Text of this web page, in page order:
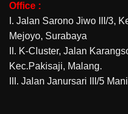
Office :
I. Jalan Sarono Jiwo III/3,
Mejoyo, Surabaya
II. K-Cluster, Jalan
Kec.Pakisaji, Malang.
III. Jalan Janursari III/5